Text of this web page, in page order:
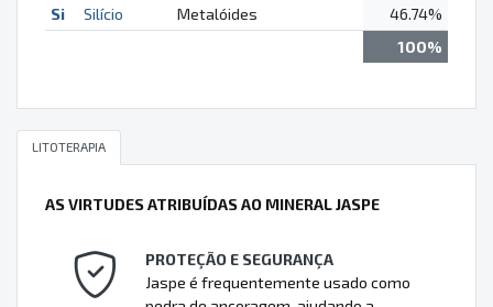
Si
Silício Metalóides
46.74%
100%
LITOTERAPIA
AS VIRTUDES ATRIBUÍDAS AO MINERAL JASPE
PROTEÇÃO E SEGURANÇA
Jaspe é frequentemente usado como